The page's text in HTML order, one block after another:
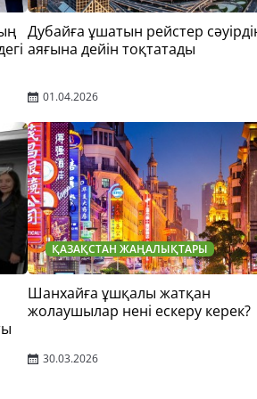
Дубайға ұшатын рейстер
аяғына дейін тоқтатады
01.04.2026
ҚАЗАҚСТАН ЖАҢАЛЫҚТАРЫ
Шанхайға ұшқалы жатқан
жолаушылар нені ескеру керек?
30.03.2026